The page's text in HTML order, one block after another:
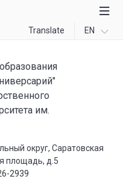
Translate EN
им.
округ, Саратовская
площадь, д.5
2939